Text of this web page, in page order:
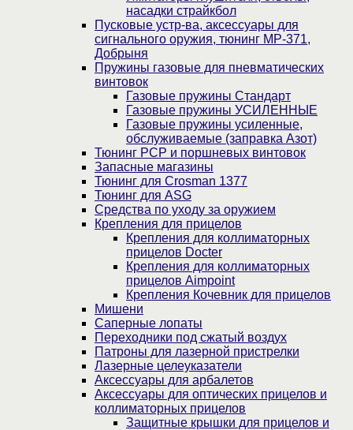
насадки страйкбол
Пусковые устр-ва, аксессуары для
сигнального оружия, тюнинг МР-371,
Добрыня
Пружины газовые для пневматических
винтовок
Газовые пружины Стандарт
Газовые пружины УСИЛЕННЫЕ
Газовые пружины усиленные,
обслуживаемые (заправка Азот)
Тюнинг PCP и поршневых винтовок
Запасные магазины
Тюнинг для Crosman 1377
Тюнинг для ASG
Средства по уходу за оружием
Крепления для прицелов
Крепления для коллиматорных
прицелов Docter
Крепления для коллиматорных
прицелов Aimpoint
Крепления Кочевник для прицелов
Мишени
Саперные лопаты
Переходники под сжатый воздух
Патроны для лазерной пристрелки
Лазерные целеуказатели
Аксессуары для арбалетов
Аксессуары для оптических прицелов и
коллиматорных прицелов
Защитные крышки для прицелов и